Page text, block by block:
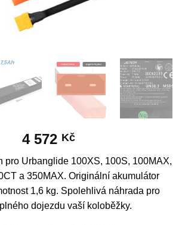
4 572 Kč
pro Urbanglide 100XS, 100S, 100MAX,
a 350MAX. Originální akumulátor
1,6 kg. Spolehlivá náhrada pro
dojezdu vaší koloběžky.